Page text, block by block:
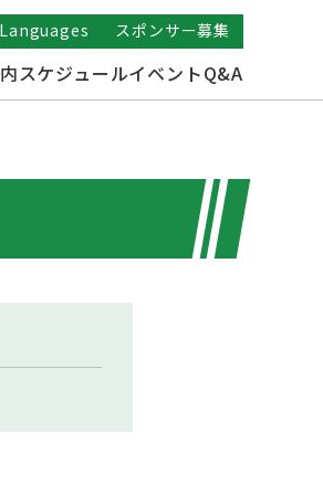
Languages スポンサー募集
スケジュールイベントQ&A